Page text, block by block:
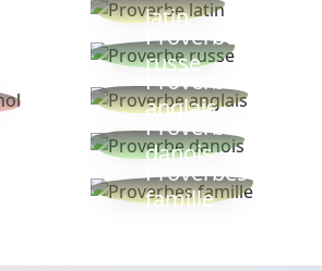
latin
Proverbe
russe
Proverbe
anglais
Proverbe
danois
Proverbes
famille